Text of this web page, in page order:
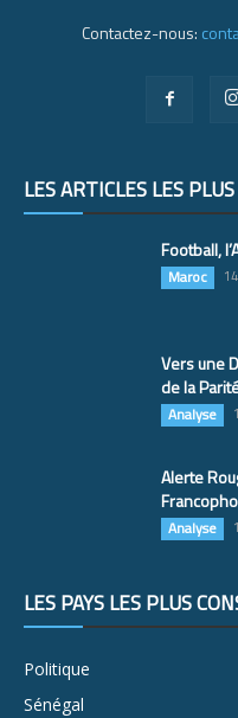
Contactez-nous:
LES ARTICLES LES
Football,
Maroc
Vers une
de la
Analyse
Alerte
Analyse
LES PAYS LES PLUS
Politique
Sénégal